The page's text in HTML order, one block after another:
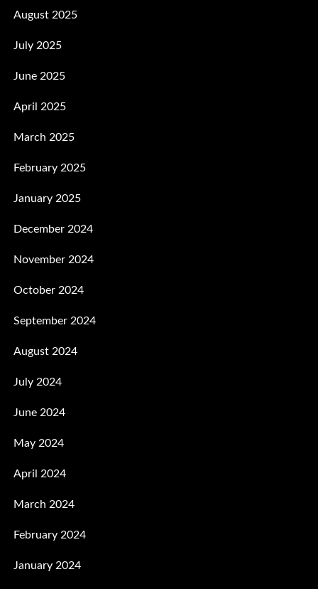
August 2025
July 2025
June 2025
April 2025
March 2025
February 2025
January 2025
December 2024
November 2024
October 2024
September 2024
August 2024
July 2024
June 2024
May 2024
April 2024
March 2024
February 2024
January 2024